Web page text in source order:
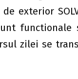
exterior
functionale
zilei se